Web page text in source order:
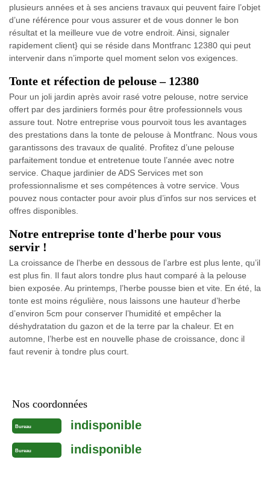
plusieurs années et à ses anciens travaux qui peuvent faire l’objet
d’une référence pour vous assurer et de vous donner le bon
résultat et la meilleure vue de votre endroit. Ainsi, signaler
rapidement client} qui se réside dans Montfranc 12380 qui peut
intervenir dans n’importe quel moment selon vos exigences.
Tonte et réfection de pelouse – 12380
Pour un joli jardin après avoir rasé votre pelouse, notre service
offert par des jardiniers formés pour être professionnels vous
assure tout. Notre entreprise vous pourvoit tous les avantages
des prestations dans la tonte de pelouse à Montfranc. Nous vous
garantissons des travaux de qualité. Profitez d’une pelouse
parfaitement tondue et entretenue toute l’année avec notre
service. Chaque jardinier de ADS Services met son
professionnalisme et ses compétences à votre service. Vous
pouvez nous contacter pour avoir plus d’infos sur nos services et
offres disponibles.
Notre entreprise tonte d'herbe pour vous
servir !
La croissance de l'herbe en dessous de l’arbre est plus lente, qu’il
est plus fin. Il faut alors tondre plus haut comparé à la pelouse
bien exposée. Au printemps, l’herbe pousse bien et vite. En été, la
tonte est moins régulière, nous laissons une hauteur d’herbe
d’environ 5cm pour conserver l’humidité et empêcher la
déshydratation du gazon et de la terre par la chaleur. Et en
automne, l’herbe est en nouvelle phase de croissance, donc il
faut revenir à tondre plus court.
Nos coordonnées
Bureau indisponible
Bureau indisponible